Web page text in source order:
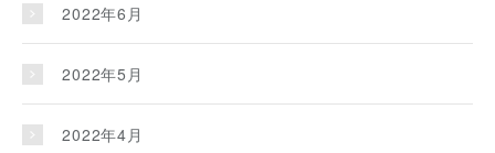
2022年6月
2022年5月
2022年4月